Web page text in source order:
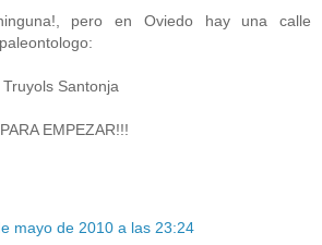
pero en Oviedo hay una calle
Santonja
EMPEZAR!!!
mayo de 2010 a las 23:24